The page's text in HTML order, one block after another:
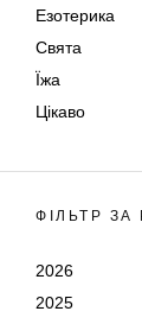
Езотерика
Свята
Їжа
Цікаво
ФІЛЬТР ЗА
2026
2025